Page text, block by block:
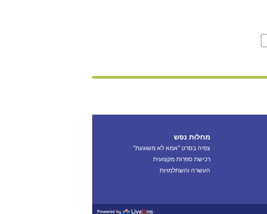
מחלות נפש
צפיה בסרט "אמא לא משוגעת"
רכישת ספרות מקצועית
העשרה והשתלמויות